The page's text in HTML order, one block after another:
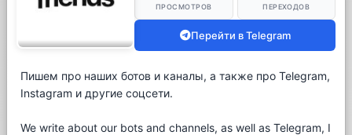
ПРОСМОТРОВ ПЕРЕХОДОВ
Перейти в Telegram
Пишем про наших ботов и каналы, а также про Telegram,
Instagram и другие соцсети.
We write about our bots and channels, as well as Telegram, I